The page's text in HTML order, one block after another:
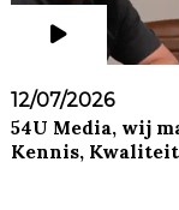
12/07/2026
54U Media, wij
Kennis,